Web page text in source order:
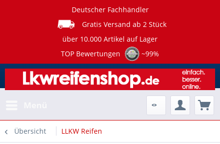
Deutscher Fachhändler
Gratis Versand ab 2 Stück
über 10.000 Artikel auf Lager
TOP Bewertungen
~99%
Übersicht LLKW Reifen